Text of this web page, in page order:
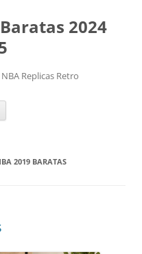
2024
Replicas Retro
2019 BARATAS